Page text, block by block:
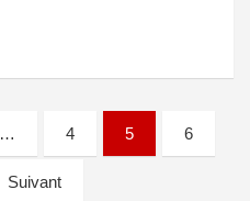
… 4 5 6
Suivant